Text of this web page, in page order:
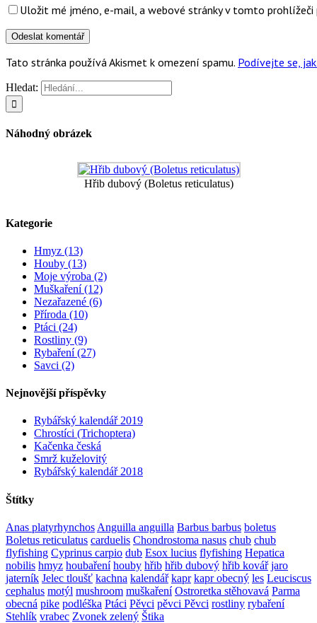
Uložit mé jméno, e-mail, a webové stránky v tomto prohlížeči
Tato stránka používá Akismet k omezení spamu. Podívejte se,
Hledat:
Náhodný obrázek
Hřib dubový (Boletus reticulatus)
Kategorie
Hmyz (13)
Houby (13)
Moje výroba (2)
Muškaření (12)
Nezařazené (6)
Příroda (10)
Ptáci (24)
Rostliny (9)
Rybaření (27)
Savci (2)
Nejnovější příspěvky
Rybářský kalendář 2019
Chrostíci (Trichoptera)
Kačenka česká
Smrž kuželovitý
Rybářský kalendář 2018
Štítky
Anas platyrhynchos Anguilla anguilla Barbus barbus boletus
Boletus reticulatus carduelis Chondrostoma nasus chub chub
flyfishing Cyprinus carpio dub Esox lucius flyfishing Hepatica
nobilis hmyz houbaření houby hřib hřib dubový hřib kovář jaro
jaterník Jelec tloušť kachna kalendář kapr kapr obecný les Leuciscus
cephalus motýl mushroom muškaření Ostroretka stěhovavá Parma
obecná pike podléška Ptáci Pěvci pěvci Pěvci rostliny rybaření
Stehlík vrabec Zvonek zelený Štika